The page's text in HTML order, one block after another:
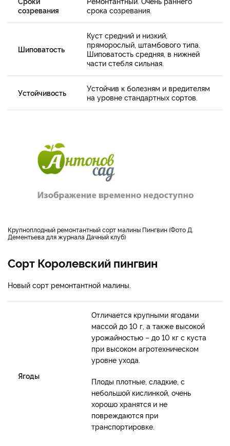
созревания
срока созревания.
Шиповатость
Куст средний и низкий,
пряморослый, штамбового типа.
Шиповатость средняя, в нижней
части стебля сильная.
Устойчивость
Устойчив к болезням и вредителям
на уровне стандартных сортов.
Крупноплодный ремонтантный сорт малины Пингвин (Фото Д.
Дементьева для журнала Дачный клуб)
Сорт Королевский пингвин
Новый сорт ремонтантной малины.
Ягоды
Отличается крупными ягодами
массой до 10 г, а также высокой
урожайностью – до 10 кг с куста
при высоком агротехническом
уровне ухода.
Плоды плотные, сладкие, с
небольшой кислинкой, очень
хорошо хранятся и не
повреждаются при
транспортировке.